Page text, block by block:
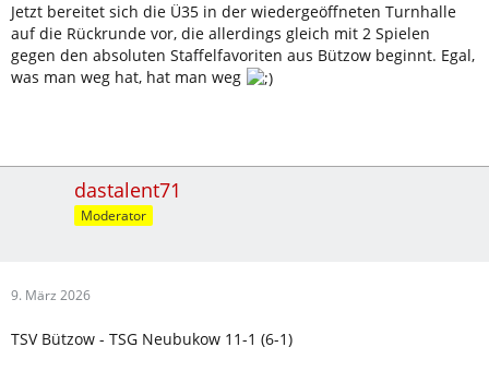
Jetzt bereitet sich die Ü35 in der wiedergeöffneten Turnhalle
auf die Rückrunde vor, die allerdings gleich mit 2 Spielen
gegen den absoluten Staffelfavoriten aus Bützow beginnt. Egal,
was man weg hat, hat man weg
dastalent71
Moderator
9. März 2026
TSV Bützow - TSG Neubukow 11-1 (6-1)